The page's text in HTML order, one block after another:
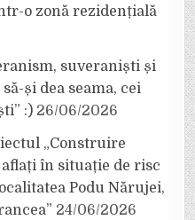
o zonă rezidențială
suveraniști și
și dea seama, cei
:) 26/06/2026
„Construire
în situație de risc
Podu Nărujei,
24/06/2026